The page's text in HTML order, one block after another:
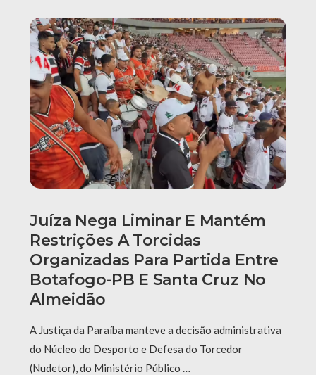
Juíza Nega Liminar E Mantém
Restrições A Torcidas
Organizadas Para Partida Entre
Botafogo-PB E Santa Cruz No
Almeidão
A Justiça da Paraíba manteve a decisão administrativa
do Núcleo do Desporto e Defesa do Torcedor
(Nudetor), do Ministério Público …